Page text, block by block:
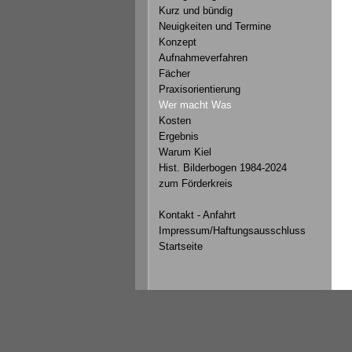
Kurz und bündig
Neuigkeiten und Termine
Konzept
Aufnahmeverfahren
Fächer
Praxisorientierung
Wer macht Was
Kosten
Ergebnis
Warum Kiel
Hist. Bilderbogen 1984-2024
zum Förderkreis
Kontakt - Anfahrt
Impressum/Haftungsausschluss
Startseite